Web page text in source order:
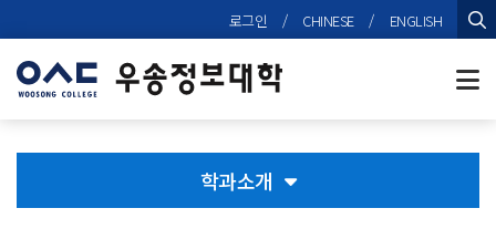
로그인 / CHINESE / ENGLISH
학과소개